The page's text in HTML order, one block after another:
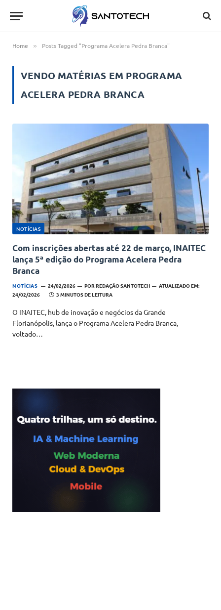
Home » Posts Tagged "Programa Acelera Pedra Branca"
VENDO MATÉRIAS EM PROGRAMA
ACELERA PEDRA BRANCA
NOTÍCIAS
Com inscrições abertas até 22 de março, INAITEC
lança 5ª edição do Programa Acelera Pedra
Branca
NOTÍCIAS 24/02/2026 POR REDAÇÃO SANTOTECH
ATUALIZADO EM:
24/02/2026
3 MINUTOS DE LEITURA
O INAITEC, hub de inovação e negócios da Grande
Florianópolis, lança o Programa Acelera Pedra Branca,
voltado…